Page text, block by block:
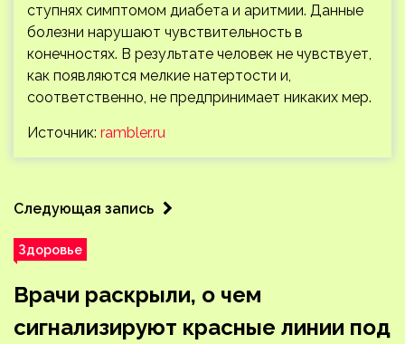
ступнях симптомом диабета и аритмии. Данные
болезни нарушают чувствительность в
конечностях. В результате человек не чувствует,
как появляются мелкие натертости и,
соответственно, не предпринимает никаких мер.
Источник: rambler.ru
Следующая запись
Здоровье
Врачи раскрыли, о чем
сигнализируют красные линии под